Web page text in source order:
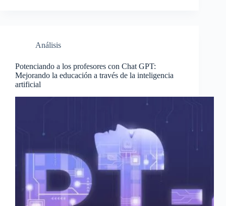
Análisis
Potenciando a los profesores con Chat GPT:
Mejorando la educación a través de la inteligencia
artificial